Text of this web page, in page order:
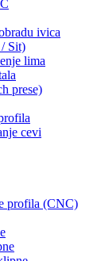
ivica
Sit)
lima
prese)
cevi
profila (CNC)